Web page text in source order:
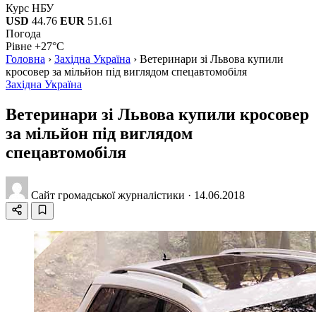
Курс НБУ
USD 44.76 EUR 51.61
Погода
Рівне +27°C
Головна › Західна Україна › Ветеринари зі Львова купили
кросовер за мільйон під виглядом спецавтомобіля
Західна Україна
Ветеринари зі Львова купили кросовер
за мільйон під виглядом
спецавтомобіля
Сайт громадської журналістики · 14.06.2018